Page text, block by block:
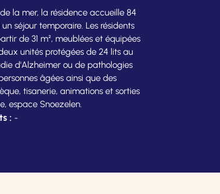
la mer, la résidence accueille 84
séjour temporaire. Les résidents
de 31 m², meublées et équipées
unités protégées de 24 lits au
d'Alzheimer ou de pathologies
âgées ainsi que des
tisanerie, animations et sorties
espace Snoezelen.
: -